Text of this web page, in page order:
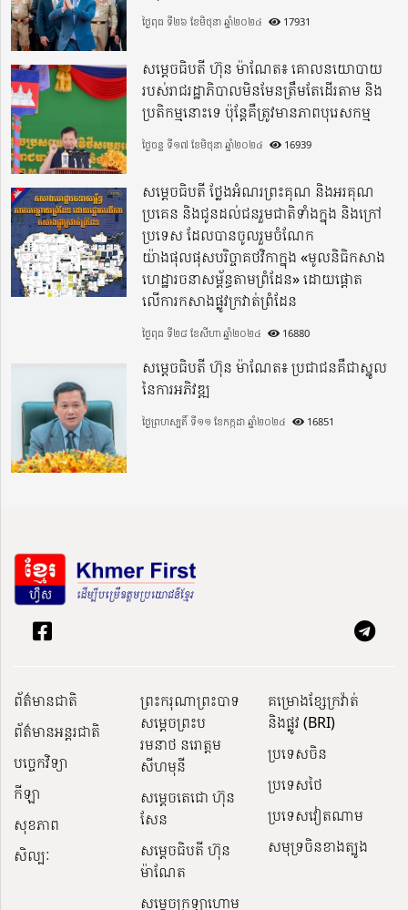
ថ្ងៃពុធ ទី២៦ ខែមិថុនា ឆ្នាំ២០២៤ 17931
សម្តេចធិបតី ហ៊ុន ម៉ាណែត៖ គោលនយោបាយ
របស់រាជរដ្ឋាភិបាលមិនមែនត្រឹមតែដើរតាម និង
ប្រតិកម្មនោះទេ ប៉ុន្តែគឺត្រូវមានភាពបុរេសកម្ម
ថ្ងៃចន្ទ ទី១៧ ខែមិថុនា ឆ្នាំ២០២៤ 16939
សម្តេចធិបតី ថ្លែងអំណរព្រះគុណ និងអរគុណ
ប្រគេន និងជូនដល់ជនរួមជាតិទាំងក្នុង​ និងក្រៅ
ប្រទេស​ ដែលបានចូលរួមចំណែក
យ៉ាងផុលផុសបរិច្ចាគថវិកាក្នុង «មូលនិធិកសាង
ហេដ្ឋារចនាសម្ព័ន្ធតាមព្រំដែន» ដោយផ្ដោត
លើការកសាងផ្លូវក្រវាត់ព្រំដែន
ថ្ងៃពុធ ទី២៨ ខែសីហា ឆ្នាំ២០២៤ 16880
សម្តេចធិបតី ហ៊ុន ម៉ាណែត៖ ប្រជាជនគឺជាស្នូល
នៃការអភិវឌ្ឍ
ថ្ងៃព្រហស្បតិ៍ ទី១១ ខែកក្កដា ឆ្នាំ២០២៤ 16851
ព័ត៌មានជាតិ
ព័ត៌មានអន្តរជាតិ
បច្ចេកវិទ្យា
កីឡា
សុខភាព
សិល្បៈ
ព្រះករុណាព្រះបាទ
សម្តេចព្រះប
រមនាថ នរោត្តម
សីហមុនី
សម្តេចតេជោ ហ៊ុន
សែន
សម្ដេចធិបតី ហ៊ុន
ម៉ាណែត
សម្ដេចក្រឡាហោម
គម្រោងខ្សែក្រវ៉ាត់
និងផ្លូវ (BRI)
ប្រទេសចិន
ប្រទេសថៃ
ប្រទេសវៀតណាម
សមុទ្រចិនខាងត្បូង